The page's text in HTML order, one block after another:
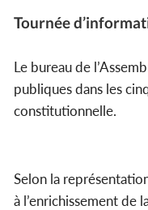
Tournée
Le bureau de
publiques dans les
constitutionnelle.
Selon la
à l’enrichissement de